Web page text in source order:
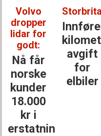
Volvo
dropper
lidar for
godt:
Nå får
norske
kunder
18.000
kr i
erstatning
avgift
for
elbiler